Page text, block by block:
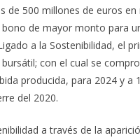
de 500 millones de euros
de mayor monto para
a la Sostenibilidad, el
con el cual se
producida, para 2024 y a
del 2020.
a través de la